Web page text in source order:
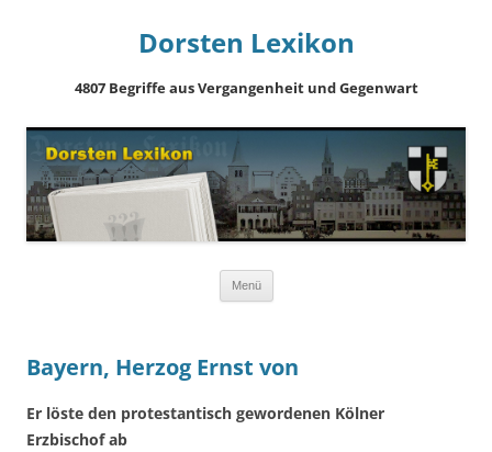
Dorsten Lexikon
4807 Begriffe aus Vergangenheit und Gegenwart
Menü
Bayern, Herzog Ernst von
Er löste den protestantisch gewordenen Kölner
Erzbischof ab